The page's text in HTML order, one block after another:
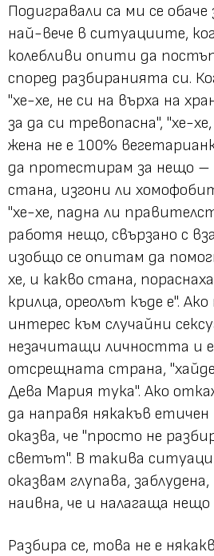
Подигравали са ми се
най-вече в ситуациите,
колебливи опити да
според разбиранията си.
"хе-хе, не си на върха на
за да си тревопасна", "хе-
жена не е 100%
да протестирам за нещо –
стана, изгони ли
"хе-хе, падна ли
работя нещо, свързано с
изобщо се опитам да
хе, и какво стана,
крилца, ореолът къде е".
интерес към случайни
незачитащи личността и
отсрещната страна,
Дева Мария тука". Ако
да направя някакъв етичен
оказва, че "просто не
светът". В такива
оказвам глупава,
наивна, че и налагаща нещо
Разбира се, това не е